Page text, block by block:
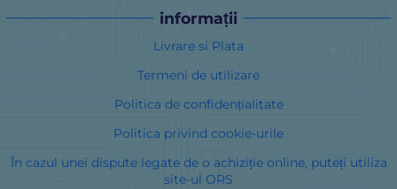
informații
Livrare si Plata
Termeni de utilizare
Politica de confidențialitate
Politica privind cookie-urile
În cazul unei dispute legate de o achiziție online, puteți utiliza
site-ul ORS